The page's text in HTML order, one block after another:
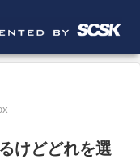
けどどれを選